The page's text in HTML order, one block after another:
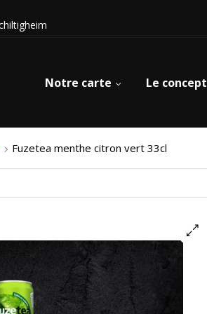
Notre carte Le concept
Fuzetea menthe citron vert 33cl